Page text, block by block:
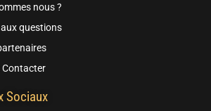
nous ?
aux questions
Contacter
Sociaux